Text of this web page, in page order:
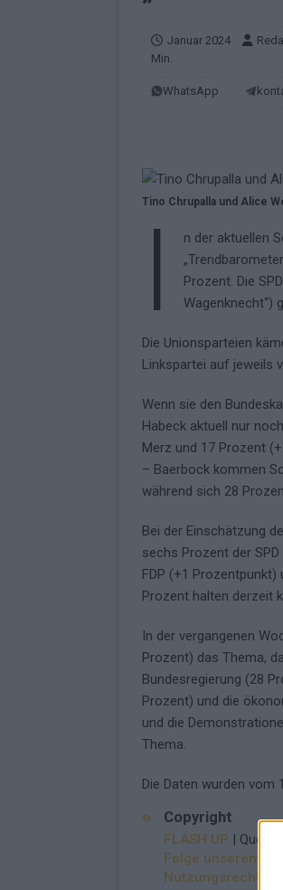
[ Mai 2026 ]
[ Mai 2026 ]
[ Mai 2026 ]
EXTRA
[ Mai 2026 ]
Januar 2024
Min.
WhatsApp
Tino Chrupalla und Alice
I
n der aktuellen
Prozent. Die
Wagenknecht“)
Die Unionsparteien
Linkspartei auf jeweils
Wenn sie den
Habeck aktuell nur
Merz und 17 Prozent
– Baerbock kommen
während sich 28
Bei der Einschätzung
sechs Prozent der
FDP (+1
Prozent halten derzeit
In der vergangenen
Prozent) das Thema,
Bundesregierung (28
Prozent) und die
und die
Thema.
Die Daten wurden vom
Copyright
FLASH UP |
Folge unserem
Nutzungsrechte